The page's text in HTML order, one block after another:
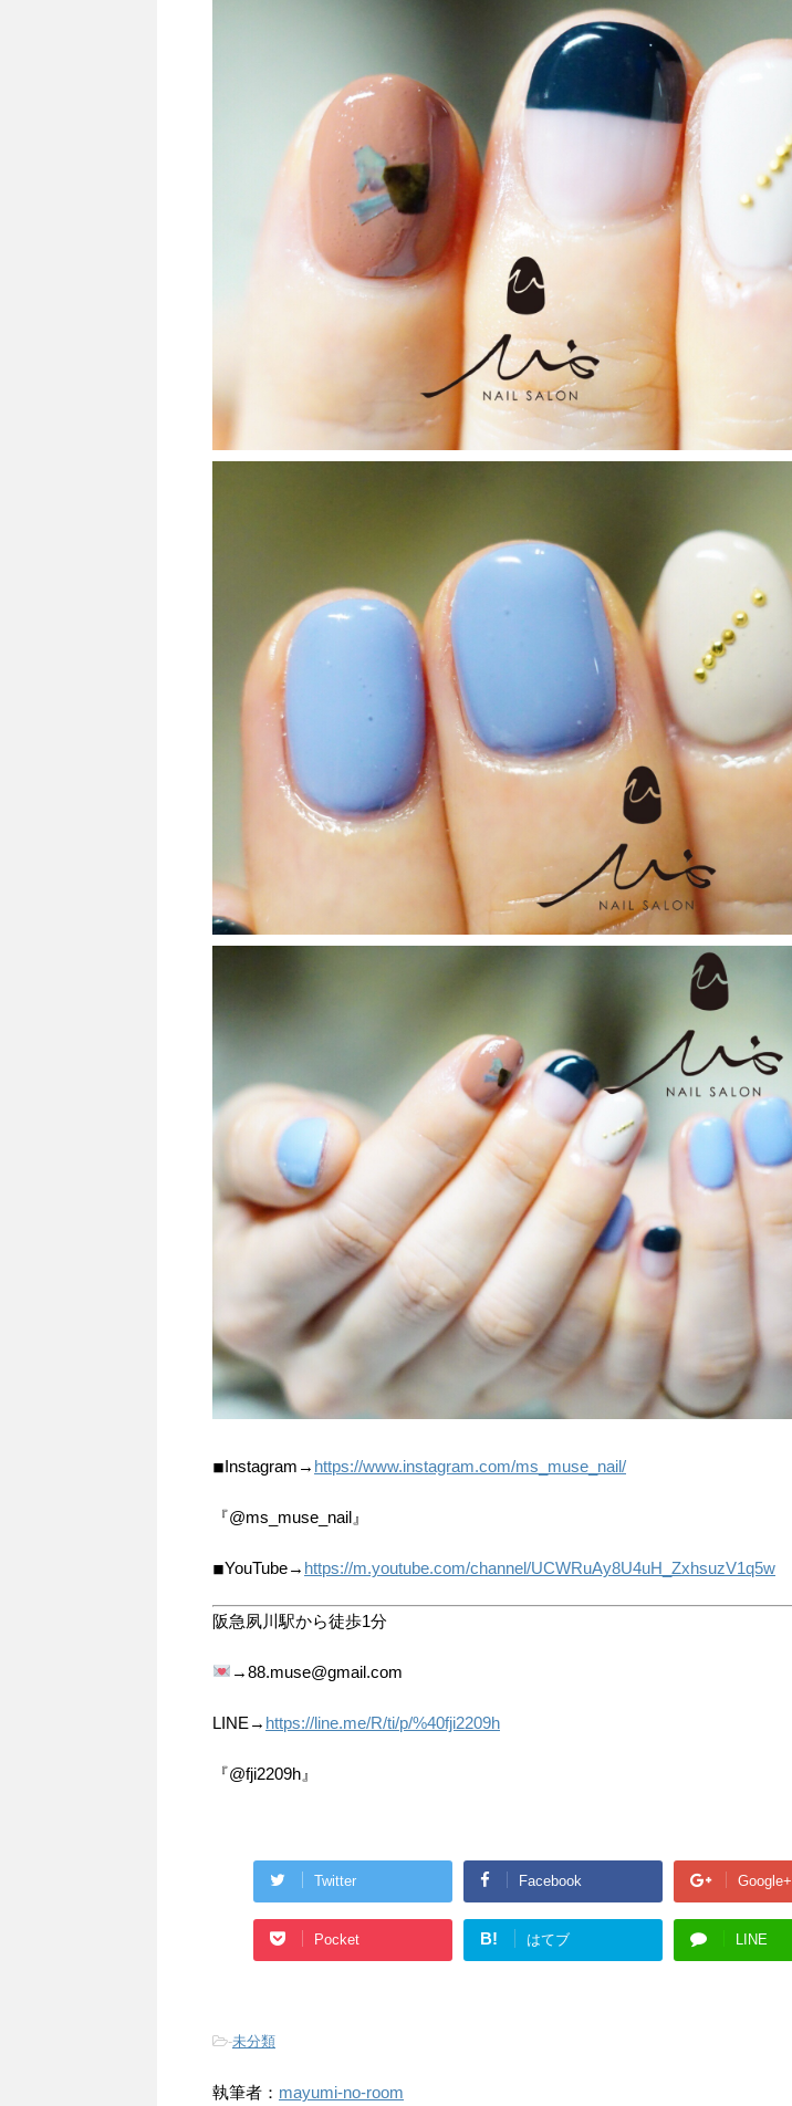
◾︎Instagram→ https://www.instagram.com/ms_muse_nail/
『@ms_muse_nail』
◾︎YouTube→ https://m.youtube.com/channel/UCWRuAy8U4uH_ZxhsuzV1q5w
阪急夙川駅から徒歩1分
→88.muse@gmail.com
LINE→ https://line.me/R/ti/p/%40fji2209h
『@fji2209h』
Twitter Facebook Google+
Pocket B! はてブ LINE
-未分類
執筆者： mayumi-no-room